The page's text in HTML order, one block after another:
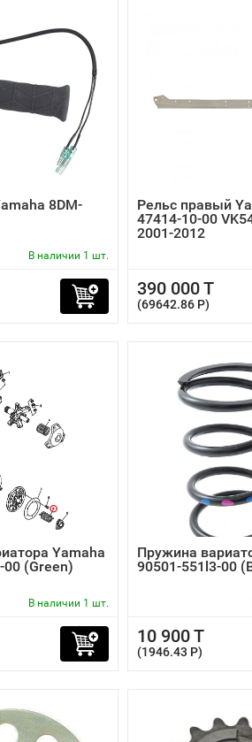
8DM-
В наличии 1 шт.
Рельс правый
47414-10-00
2001-2012
390 000 T
(69642.86 P)
Yamaha
(Green)
В наличии 1 шт.
Пружина
90501-551l3-00
10 900 T
(1946.43 P)